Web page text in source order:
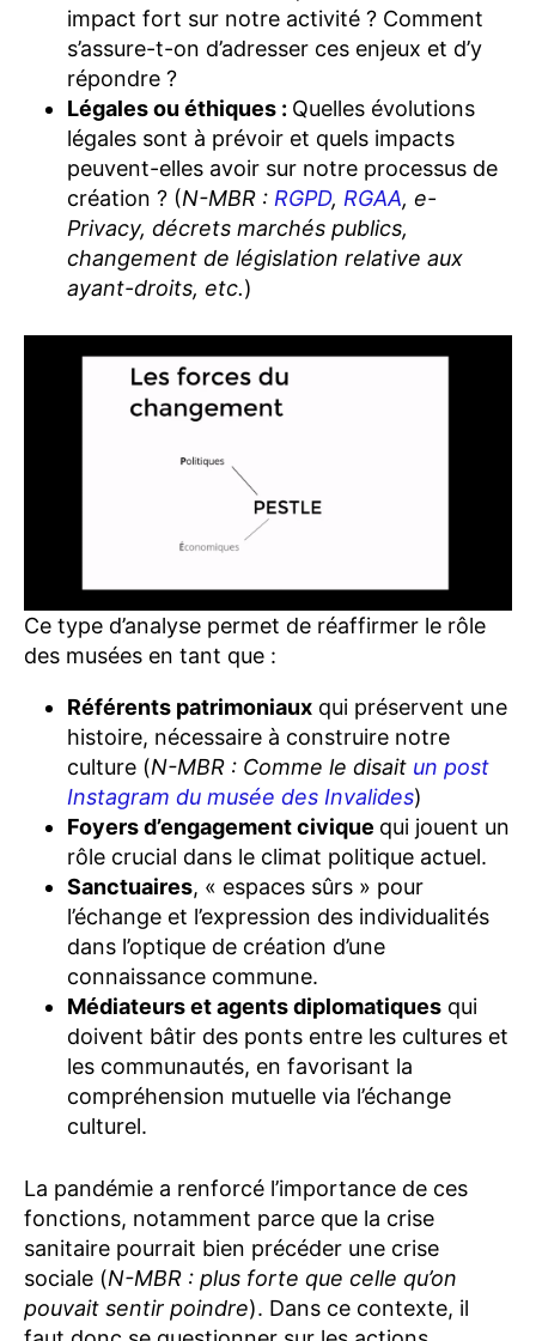
impact fort sur notre activité ? Comment
s’assure-t-on d’adresser ces enjeux et d’y
répondre ?
Légales ou éthiques : Quelles évolutions
légales sont à prévoir et quels impacts
peuvent-elles avoir sur notre processus de
création ? (N-MBR : RGPD, RGAA, e-
Privacy, décrets marchés publics,
changement de législation relative aux
ayant-droits, etc.)
Ce type d’analyse permet de réaffirmer le rôle
des musées en tant que :
Référents patrimoniaux qui préservent une
histoire, nécessaire à construire notre
culture (N-MBR : Comme le disait un post
Instagram du musée des Invalides)
Foyers d’engagement civique qui jouent un
rôle crucial dans le climat politique actuel.
Sanctuaires, « espaces sûrs » pour
l’échange et l’expression des individualités
dans l’optique de création d’une
connaissance commune.
Médiateurs et agents diplomatiques qui
doivent bâtir des ponts entre les cultures et
les communautés, en favorisant la
compréhension mutuelle via l’échange
culturel.
La pandémie a renforcé l’importance de ces
fonctions, notamment parce que la crise
sanitaire pourrait bien précéder une crise
sociale (N-MBR : plus forte que celle qu’on
pouvait sentir poindre). Dans ce contexte, il